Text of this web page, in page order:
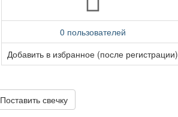
0 пользователей
Добавить в избранное (после регистрации)
Поставить свечку